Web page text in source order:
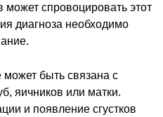
может спровоцировать этот
диагноза необходимо
быть связана с
яичников или матки.
и появление сгустков